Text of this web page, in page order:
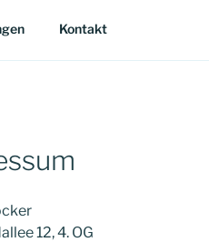
Kontakt
12, 4. OG